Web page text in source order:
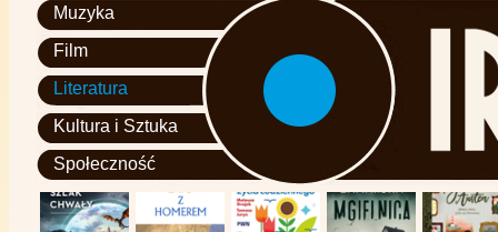
Muzyka
Film
Literatura
Kultura i Sztuka
Społeczność